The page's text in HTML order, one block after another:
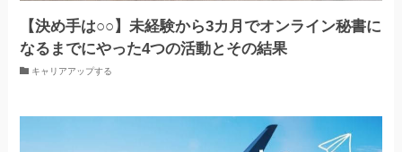
【決め手は○○】未経験から3カ月でオンライン秘書に
なるまでにやった4つの活動とその結果
キャリアアップする